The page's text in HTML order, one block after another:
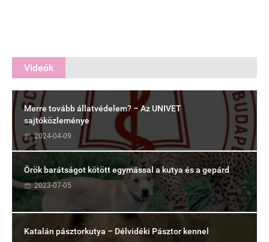
Videók
Merre tovább állatvédelem? – Az UNIVET
sajtóközleménye
2024-04-09
Örök barátságot kötött egymással a kutya és a gepárd
2023-07-05
Katalán pásztorkutya – Délvidéki Pásztor kennel